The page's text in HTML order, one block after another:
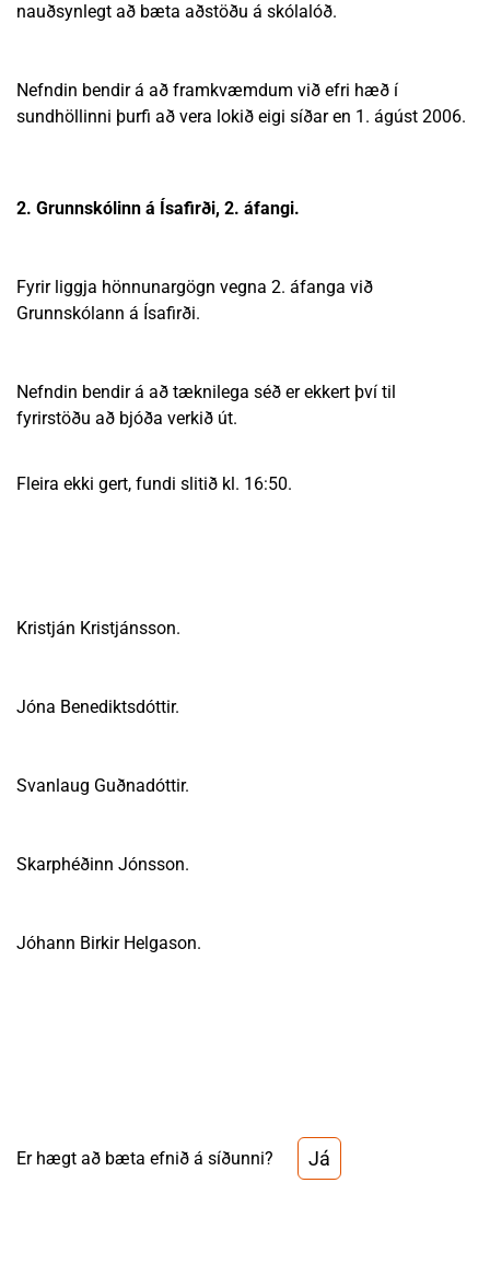
nauðsynlegt að bæta aðstöðu á skólalóð.
Nefndin bendir á að framkvæmdum við efri hæð í
sundhöllinni þurfi að vera lokið eigi síðar en 1. ágúst 2006.
2. Grunnskólinn á Ísafirði, 2. áfangi.
Fyrir liggja hönnunargögn vegna 2. áfanga við
Grunnskólann á Ísafirði.
Nefndin bendir á að tæknilega séð er ekkert því til
fyrirstöðu að bjóða verkið út.
Fleira ekki gert, fundi slitið kl. 16:50.
Kristján Kristjánsson.
Jóna Benediktsdóttir.
Svanlaug Guðnadóttir.
Skarphéðinn Jónsson.
Jóhann Birkir Helgason.
Er hægt að bæta efnið á síðunni? Já